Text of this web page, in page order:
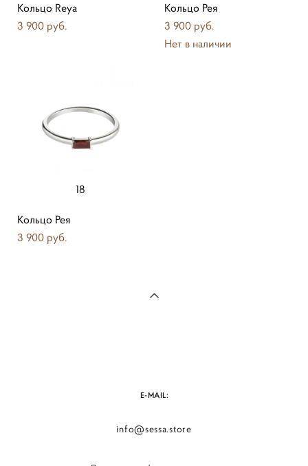
Кольцо Reya
3 900 pуб.
Кольцо Рея
3 900 pуб.
Нет в наличии
18
Кольцо Рея
3 900 pуб.
E-MAIL:
info@sessa.store